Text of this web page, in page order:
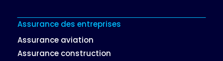
Assurance des entreprises
Assurance aviation
Assurance construction